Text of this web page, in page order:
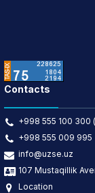
Contacts
+998 555 100 300
+998 555 009 995
info@uzse.uz
107 Mustaqillik
Location